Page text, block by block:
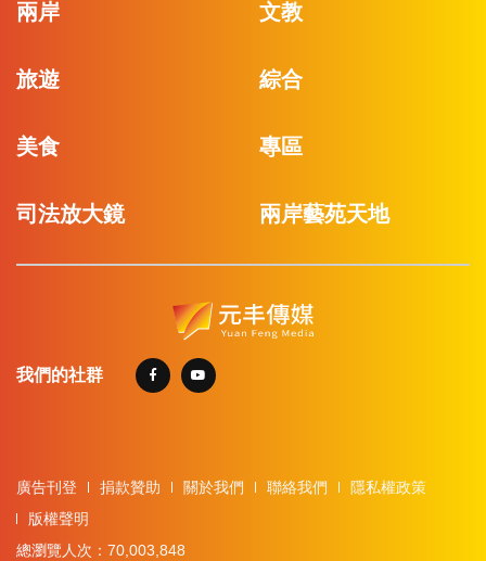
兩岸 文教
旅遊 綜合
美食 專區
司法放大鏡 兩岸藝苑天地
我們的社群
廣告刊登 捐款贊助 關於我們 聯絡我們
隱私權政策
版權聲明
總瀏覽人次：70,003,848